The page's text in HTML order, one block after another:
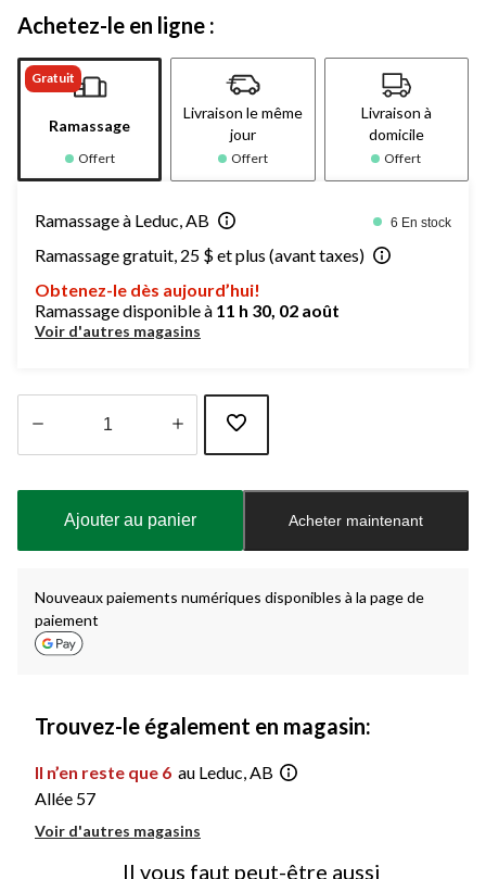
Achetez-le en ligne :
Gratuit
Ramassage
Offert
Livraison le même
jour
Offert
Livraison à
domicile
Offert
Ramassage à Leduc, AB 6 En stock
Ramassage gratuit, 25 $ et plus (avant taxes)
Obtenez-le dès aujourd’hui!
Ramassage disponible à 11 h 30, 02 août
Voir d'autres magasins
à
Ajouter au panier Acheter maintenant
Nouveaux paiements numériques disponibles à la page de
paiement
Trouvez-le également en magasin:
Il n’en reste que 6 au Leduc, AB
Allée 57
Voir d'autres magasins
Il vous faut peut-être aussi